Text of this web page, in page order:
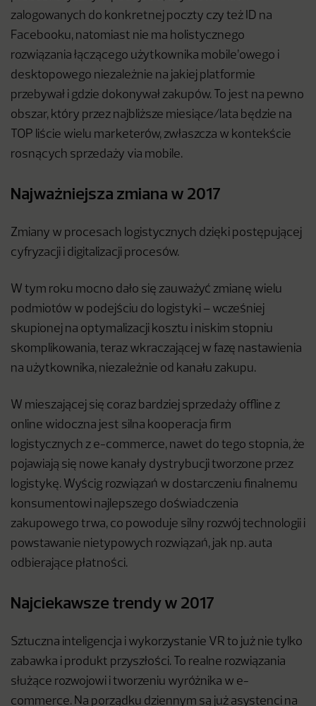
zalogowanych do konkretnej poczty czy też ID na
Facebooku, natomiast nie ma holistycznego
rozwiązania łączącego użytkownika mobile’owego i
desktopowego niezależnie na jakiej platformie
przebywał i gdzie dokonywał zakupów. To jest na pewno
obszar, który przez najbliższe miesiące/lata będzie na
TOP liście wielu marketerów, zwłaszcza w kontekście
rosnących sprzedaży via mobile.
Najważniejsza zmiana w 2017
Zmiany w procesach logistycznych dzięki postępującej
cyfryzacji i digitalizacji procesów.
W tym roku mocno dało się zauważyć zmianę wielu
podmiotów w podejściu do logistyki – wcześniej
skupionej na optymalizacji kosztu i niskim stopniu
skomplikowania, teraz wkraczającej w fazę nastawienia
na użytkownika, niezależnie od kanału zakupu.
W mieszającej się coraz bardziej sprzedaży offline z
online widoczna jest silna kooperacja firm
logistycznych z e-commerce, nawet do tego stopnia, że
pojawiają się nowe kanały dystrybucji tworzone przez
logistykę. Wyścig rozwiązań w dostarczeniu finalnemu
konsumentowi najlepszego doświadczenia
zakupowego trwa, co powoduje silny rozwój technologii i
powstawanie nietypowych rozwiązań, jak np. auta
odbierające płatności.
Najciekawsze trendy w 2017
Sztuczna inteligencja i wykorzystanie VR to już nie tylko
zabawka i produkt przyszłości. To realne rozwiązania
służące rozwojowi i tworzeniu wyróżnika w e-
commerce. Na porządku dziennym są już asystenci na